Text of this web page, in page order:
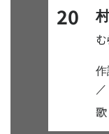
20
む
作
歌